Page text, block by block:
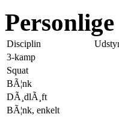
Disciplin
3-kamp
Squat
BÃ¦nk
DÃ¸dlÃ¸ft
BÃ¦nk, enkelt